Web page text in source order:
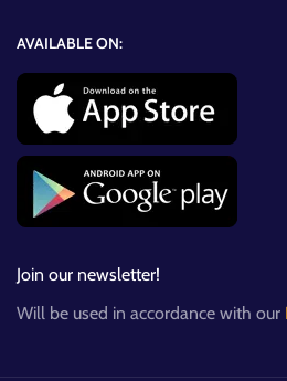
AVAILABLE ON:
Join our newsletter!
Will be used in accordance with our